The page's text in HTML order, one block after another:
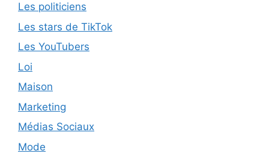
Les politiciens
Les stars de TikTok
Les YouTubers
Loi
Maison
Marketing
Médias Sociaux
Mode